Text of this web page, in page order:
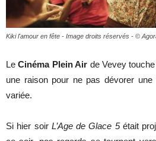
Kiki l'amour en fête - Image droits réservés - ©
LeCinéma Plein Air de Vevey
une raison pour ne pas dévorer
variée.
Si hier soir L’Age de Glace 5était